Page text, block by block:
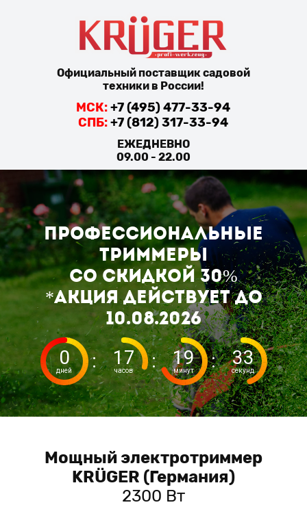
Официальный поставщик садовой
техники в России!
МСК: +7 (495) 477-33-94
СПБ: +7 (812) 317-33-94
ЕЖЕДНЕВНО
09.00 - 22.00
Профессиональные
триммеры
со скидкой 30%
*Акция действует до
10.08.2026
0
дней : 17
часов : 19
минут : 32
секунд
Мощный электротриммер
KRÜGER (Германия)
2300 Вт